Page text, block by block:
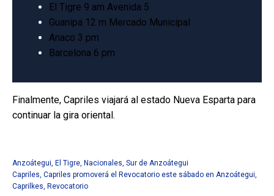
El Tigre 9 am Avenida 5
Guanipa 12 m Mercado Municipal
Anaco 3 pm
Barcelona 6 pm
Finalmente, Capriles viajará al estado Nueva Esparta para
continuar la gira oriental.
Anzoátegui El Tigre Nacionales Sur de Anzoátegui
Capriles Capriles promoverá el Revocatorio este sábado en Anzoátegui
Caprilkes Revocatorio